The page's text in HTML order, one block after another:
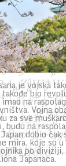
je vojska
takođe bio
na
Vojna
za sve
budu na
dobio čak
mira, koje su
po
Japanaca.